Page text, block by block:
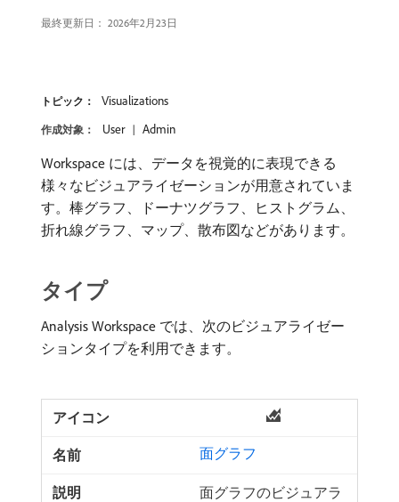
最終更新日： 2026年2月23日
トピック： Visualizations
作成対象： User Admin
Workspace には、データを視覚的に表現できる
様々なビジュアライゼーションが用意されていま
す。棒グラフ、ドーナツグラフ、ヒストグラム、
折れ線グラフ、マップ、散布図などがあります。
タイプ
Analysis Workspace では、次のビジュアライゼー
ションタイプを利用できます。
面グラフ
面グラフのビジュアラ